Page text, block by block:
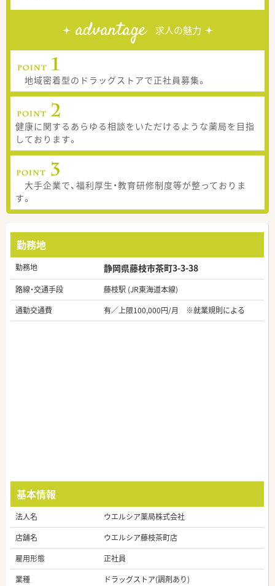
advantage 求人の魅力
地域密着型のドラッグストアで正社員募集。
健康に関するあらゆる相談をいただけるような薬局を目指
しております。
大手企業で、福利厚生・教育研修制度等が整っておりま
す。
勤務地
勤務地 静岡県藤枝市茶町3-3-38
路線・交通手段
藤枝駅 (JR東海道本線)
通勤交通費
有／上限100,000円/月 ※就業規則による
基本情報
法人名
ウエルシア薬局株式会社
店舗名
ウエルシア藤枝茶町店
雇用形態
正社員
業種
ドラッグストア(調剤あり)